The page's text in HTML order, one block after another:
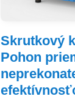
Skrutkový
Pohon